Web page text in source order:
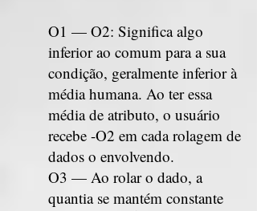
O1 — O2: Significa algo
inferior ao comum para a sua
condição, geralmente inferior à
média humana. Ao ter essa
média de atributo, o usuário
recebe -O2 em cada rolagem de
dados o envolvendo.
O3 — Ao rolar o dado, a
quantia se mantém constante